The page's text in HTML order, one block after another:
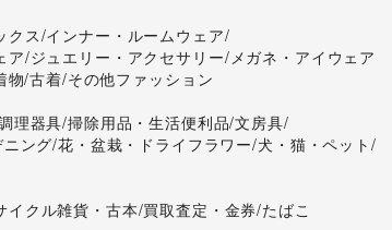
店内をご利用される場合、入店証は外してくださ
ます 。
までにご入金となります。
クス/インナー・ルームウェア/
ア/ジュエリー・アクセサリー/メガネ・アイウェア
物/古着/その他ファッション
理器具/掃除用品・生活便利品/文房具/
ニング/花・盆栽・ドライフラワー/犬・猫・ペット /
イクル雑貨・古本/買取査定・金券/たばこ